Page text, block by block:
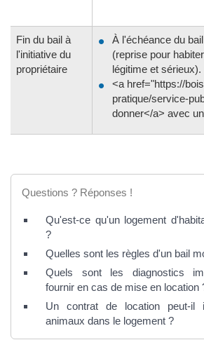
Fin du bail à
l'initiative du
propriétaire
À l'échéance du
(reprise pour
légitime et sérieux).
<a href="https://
pratique/service-
donner</a> avec
Questions ? Réponses !
Qu'est-ce qu'un logement
?
Quelles sont les règles d'un bail
Quels sont les diagnostics
fournir en cas de mise en location
Un contrat de location peut-il
animaux dans le logement ?